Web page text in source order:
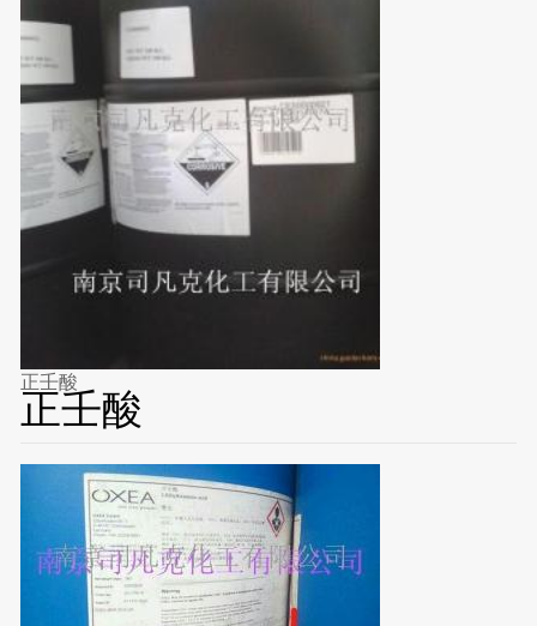
正壬酸
正壬酸